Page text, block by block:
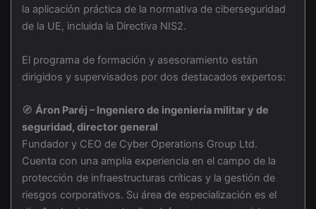
la aplicación práctica de la normativa de ciberseguridad
de la UE, incluida la Directiva NIS2.
El programa de formación y asesoramiento están
dirigidos y supervisados por dos destacados expertos:
🧭 Áron Paréj – Ingeniero de ingeniería militar y de
seguridad, director general
Fundador y CEO de Cyber Operations Group Ltd.
Cuenta con una amplia experiencia en el campo de la
protección de infraestructuras críticas y la gestión de
riesgos corporativos. Su área de especialización es el